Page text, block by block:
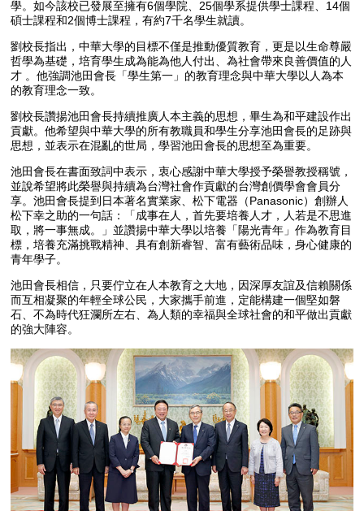
學。如今該校已發展至擁有6個學院、25個學系提供學士課程、14個
碩士課程和2個博士課程，有約7千名學生就讀。
劉校長指出，中華大學的目標不僅是推動優質教育，更是以生命尊嚴
哲學為基礎，培育學生成為能為他人付出、為社會帶來良善價值的人
才 。他強調池田會長「學生第一」的教育理念與中華大學以人為本
的教育理念一致。
劉校長讚揚池田會長持續推廣人本主義的思想，畢生為和平建設作出
貢獻。他希望與中華大學的所有教職員和學生分享池田會長的足跡與
思想，並表示在混亂的世局，學習池田會長的思想至為重要。
池田會長在書面致詞中表示，衷心感謝中華大學授予榮譽教授稱號，
並說希望將此榮譽與持續為台灣社會作貢獻的台灣創價學會會員分
享。池田會長提到日本著名實業家、松下電器（Panasonic）創辦人
松下幸之助的一句話：「成事在人，首先要培養人才，人若是不思進
取，將一事無成。」並讚揚中華大學以培養「陽光青年」作為教育目
標，培養充滿挑戰精神、具有創新睿智、富有藝術品味，身心健康的
青年學子。
池田會長相信，只要佇立在人本教育之大地，因深厚友誼及信賴關係
而互相凝聚的年輕全球公民，大家攜手前進，定能構建一個堅如磐
石、不為時代狂瀾所左右、為人類的幸福與全球社會的和平做出貢獻
的強大陣容。